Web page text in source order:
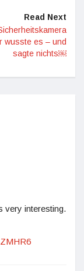
Read Next
wusste es – und
sagte nichts￼
very interesting.